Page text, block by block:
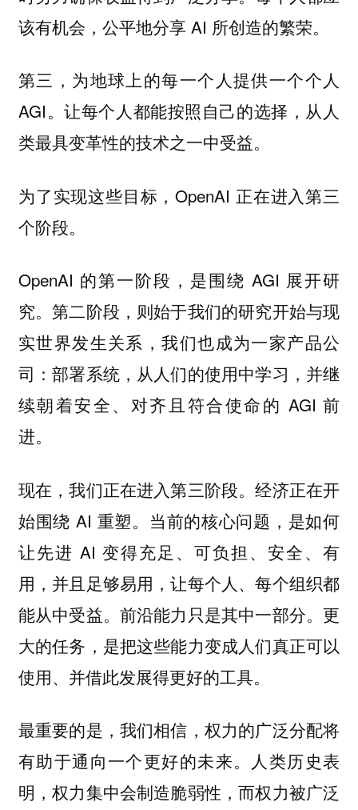
该有机会，公平地分享 AI 所创造的繁荣。
第三，为地球上的每一个人提供一个个人
AGI。让每个人都能按照自己的选择，从人
类最具变革性的技术之一中受益。
为了实现这些目标，OpenAI 正在进入第三
个阶段。
OpenAI 的第一阶段，是围绕 AGI 展开研
究。第二阶段，则始于我们的研究开始与现
实世界发生关系，我们也成为一家产品公
司：部署系统，从人们的使用中学习，并继
续朝着安全、对齐且符合使命的 AGI 前
进。
现在，我们正在进入第三阶段。经济正在开
始围绕 AI 重塑。当前的核心问题，是如何
让先进 AI 变得充足、可负担、安全、有
用，并且足够易用，让每个人、每个组织都
能从中受益。前沿能力只是其中一部分。更
大的任务，是把这些能力变成人们真正可以
使用、并借此发展得更好的工具。
最重要的是，我们相信，权力的广泛分配将
有助于通向一个更好的未来。人类历史表
明，权力集中会制造脆弱性，而权力被广泛